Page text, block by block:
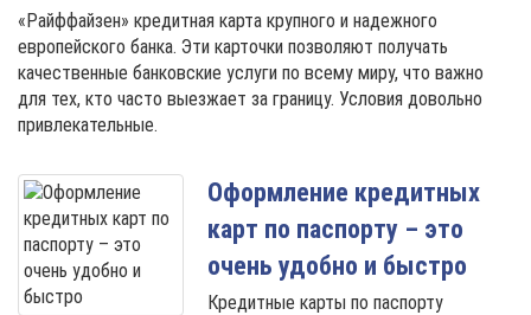
«Райффайзен» кредитная карта крупного и надежного
европейского банка. Эти карточки позволяют получать
качественные банковские услуги по всему миру, что важно
для тех, кто часто выезжает за границу. Условия довольно
привлекательные.
Оформление кредитных
карт по паспорту – это
очень удобно и быстро
Кредитные карты по паспорту